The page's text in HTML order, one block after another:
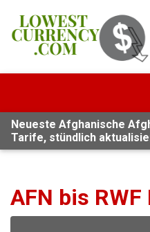
Neueste Afghanische
Tarife, stündlich
AFN bis